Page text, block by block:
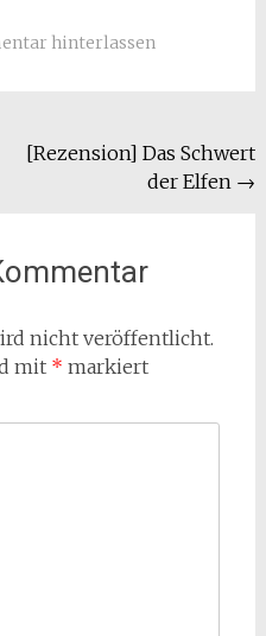
hinterlassen
[Rezension] Das Schwert
der Elfen →
nicht veröffentlicht.
mit * markiert